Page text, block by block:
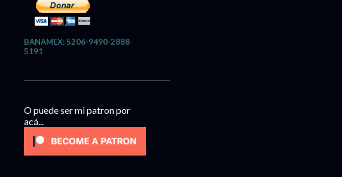
BANAMEX: 5206-9490-2888-
5191
O puede ser mi patron por
acá...